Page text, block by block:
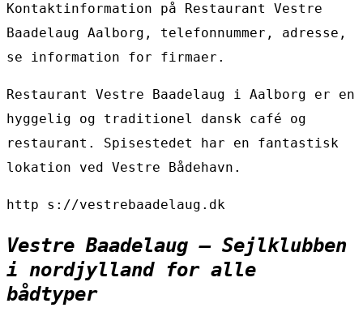
Kontaktinformation på Restaurant Vestre
Baadelaug Aalborg, telefonnummer, adresse,
se information for firmaer.
Restaurant Vestre Baadelaug i Aalborg er en
hyggelig og traditionel dansk café og
restaurant. Spisestedet har en fantastisk
lokation ved Vestre Bådehavn.
http s://vestrebaadelaug.dk
Vestre Baadelaug – Sejlklubben
i nordjylland for alle
bådtyper